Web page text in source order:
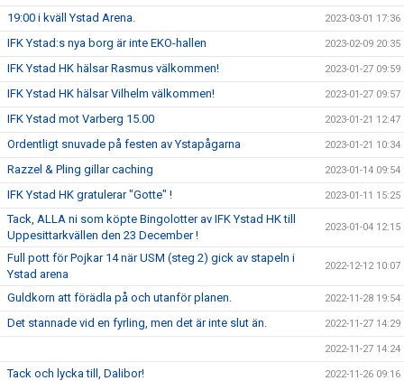
19:00 i kväll Ystad Arena. 2023-03-01 17:36
IFK Ystad:s nya borg är inte EKO-hallen 2023-02-09 20:35
IFK Ystad HK hälsar Rasmus välkommen! 2023-01-27 09:59
IFK Ystad HK hälsar Vilhelm välkommen! 2023-01-27 09:57
IFK Ystad mot Varberg 15.00 2023-01-21 12:47
Ordentligt snuvade på festen av Ystapågarna 2023-01-21 10:34
Razzel & Pling gillar caching 2023-01-14 09:54
IFK Ystad HK gratulerar "Gotte" ! 2023-01-11 15:25
Tack, ALLA ni som köpte Bingolotter av IFK Ystad HK till
Uppesittarkvällen den 23 December !
2023-01-04 12:15
Full pott för Pojkar 14 när USM (steg 2) gick av stapeln i
Ystad arena
2022-12-12 10:07
Guldkorn att förädla på och utanför planen. 2022-11-28 19:54
Det stannade vid en fyrling, men det är inte slut än. 2022-11-27 14:29
2022-11-27 14:24
Tack och lycka till, Dalibor! 2022-11-26 09:16